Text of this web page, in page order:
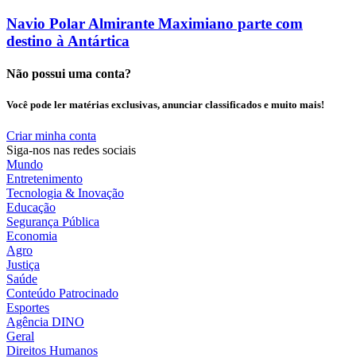
Navio Polar Almirante Maximiano parte com
destino à Antártica
Não possui uma conta?
Você pode ler matérias exclusivas, anunciar classificados e muito mais!
Criar minha conta
Siga-nos nas redes sociais
Mundo
Entretenimento
Tecnologia & Inovação
Educação
Segurança Pública
Economia
Agro
Justiça
Saúde
Conteúdo Patrocinado
Esportes
Agência DINO
Geral
Direitos Humanos